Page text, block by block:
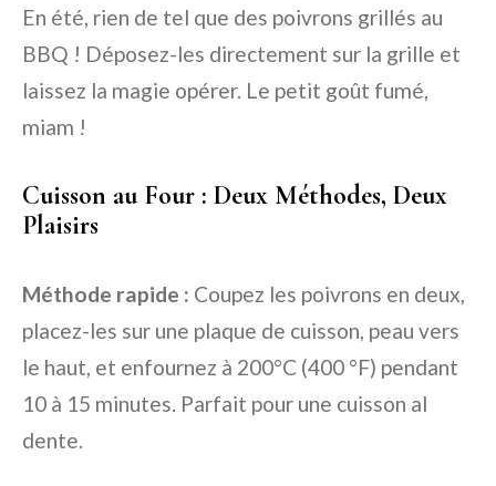
En été, rien de tel que des poivrons grillés au
BBQ ! Déposez-les directement sur la grille et
laissez la magie opérer. Le petit goût fumé,
miam !
Cuisson au Four : Deux Méthodes, Deux
Plaisirs
Méthode rapide : Coupez les poivrons en deux,
placez-les sur une plaque de cuisson, peau vers
le haut, et enfournez à 200°C (400 °F) pendant
10 à 15 minutes. Parfait pour une cuisson al
dente.